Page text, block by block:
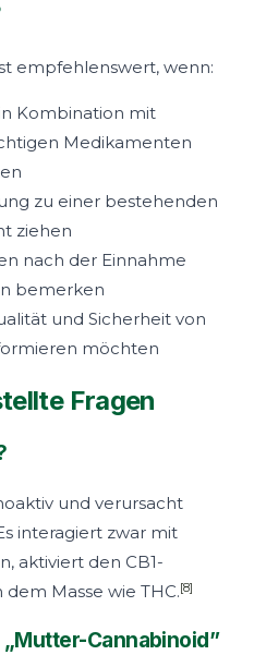
empfehlenswert, wenn:
Kombination mit
Medikamenten
zu einer bestehenden
ziehen
nach der Einnahme
bemerken
und Sicherheit von
möchten
Fragen
und verursacht
interagiert zwar mit
aktiviert den CB1-
Masse wie THC.[8]
Cannabinoid”